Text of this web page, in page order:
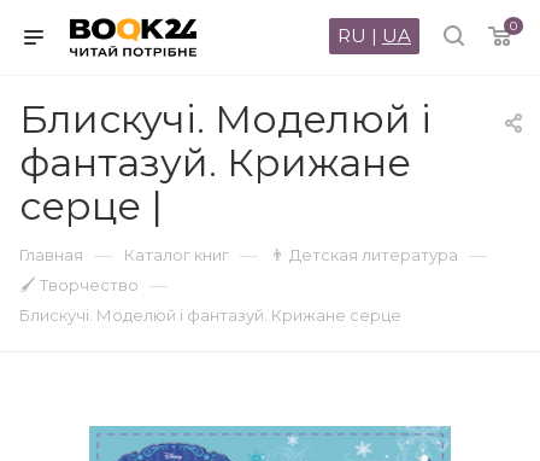
0
RU | UA
Блискучі. Моделюй і
фантазуй. Крижане
серце |
Главная — Каталог книг — 👨 Детская литература —
🖌 Творчество —
Блискучі. Моделюй і фантазуй. Крижане серце